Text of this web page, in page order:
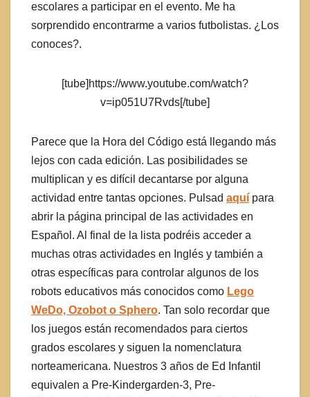
escolares a participar en el evento. Me ha
sorprendido encontrarme a varios futbolistas. ¿Los
conoces?.
[tube]https://www.youtube.com/watch?
v=ip051U7Rvds[/tube]
Parece que la Hora del Código está llegando más
lejos con cada edición. Las posibilidades se
multiplican y es difícil decantarse por alguna
actividad entre tantas opciones. Pulsad aquí para
abrir la página principal de las actividades en
Español. Al final de la lista podréis acceder a
muchas otras actividades en Inglés y también a
otras específicas para controlar algunos de los
robots educativos más conocidos como Lego
WeDo, Ozobot o Sphero. Tan solo recordar que
los juegos están recomendados para ciertos
grados escolares y siguen la nomenclatura
norteamericana. Nuestros 3 años de Ed Infantil
equivalen a Pre-Kindergarden-3, Pre-